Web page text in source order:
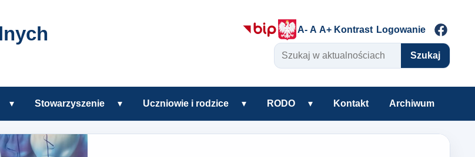
A- A A+ Kontrast Logowanie
Szukaj w aktualnościach
Szukaj
▾
Rozwiń podmenu Placówki
Stowarzyszenie ▾
Rozwiń podmenu Stowarzyszenie
Uczniowie i rodzice ▾
Rozwiń podmenu Uczniowie i rodzice
RODO ▾
Rozwiń podmenu RODO
Kontakt Archiwum